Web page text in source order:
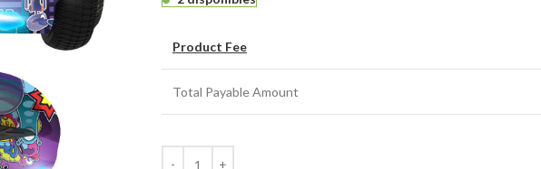
Product Fee
Total Payable Amount